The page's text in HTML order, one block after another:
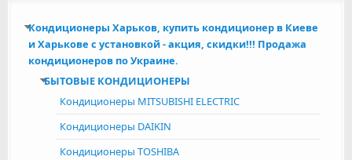
Кондиционеры Харьков, купить кондиционер в Киеве
и Харькове с установкой - акция, скидки!!! Продажа
кондиционеров по Украине.
БЫТОВЫЕ КОНДИЦИОНЕРЫ
Кондиционеры MITSUBISHI ELECTRIC
Кондиционеры DAIKIN
Кондиционеры TOSHIBA